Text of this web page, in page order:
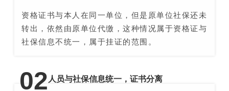
资格证书与本人在同一单位，但是原单位社保还未
转出，依然由原单位代缴，这种情况属于资格证与
社保信息不统一，属于挂证的范围。
02人员与社保信息统一，证书分离